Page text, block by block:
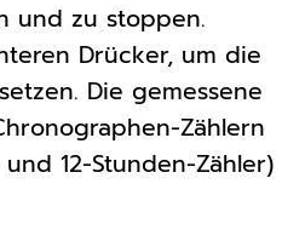
und zu stoppen.
Drücker, um die
Die gemessene
Zählern
12-Stunden-Zähler)